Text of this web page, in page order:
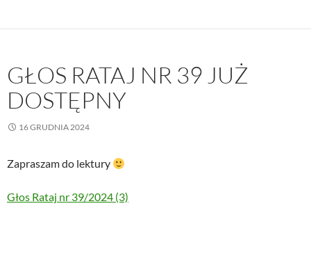
GŁOS RATAJ NR 39 JUŻ
DOSTĘPNY
16 GRUDNIA 2024
Zapraszam do lektury
Głos Rataj nr 39/2024 (3)